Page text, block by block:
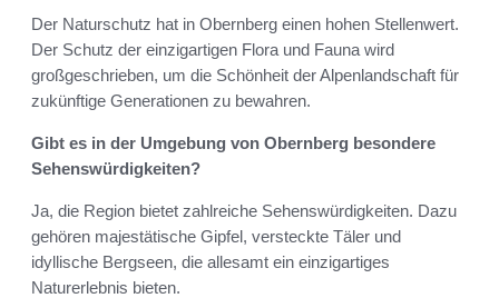
Der Naturschutz hat in Obernberg einen hohen Stellenwert.
Der Schutz der einzigartigen Flora und Fauna wird
großgeschrieben, um die Schönheit der Alpenlandschaft für
zukünftige Generationen zu bewahren.
Gibt es in der Umgebung von Obernberg besondere
Sehenswürdigkeiten?
Ja, die Region bietet zahlreiche Sehenswürdigkeiten. Dazu
gehören majestätische Gipfel, versteckte Täler und
idyllische Bergseen, die allesamt ein einzigartiges
Naturerlebnis bieten.